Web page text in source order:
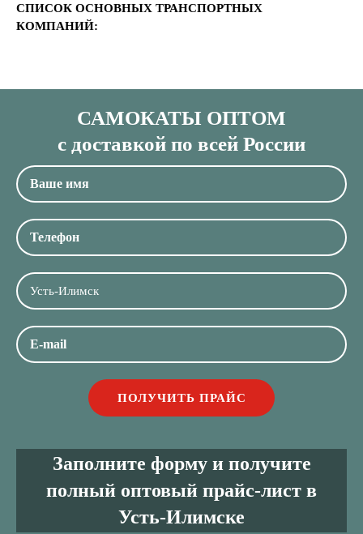
СПИСОК ОСНОВНЫХ ТРАНСПОРТНЫХ
КОМПАНИЙ:
САМОКАТЫ ОПТОМ
с доставкой по всей России
Заполните форму и получите
полный оптовый прайс-лист в
Усть-Илимске